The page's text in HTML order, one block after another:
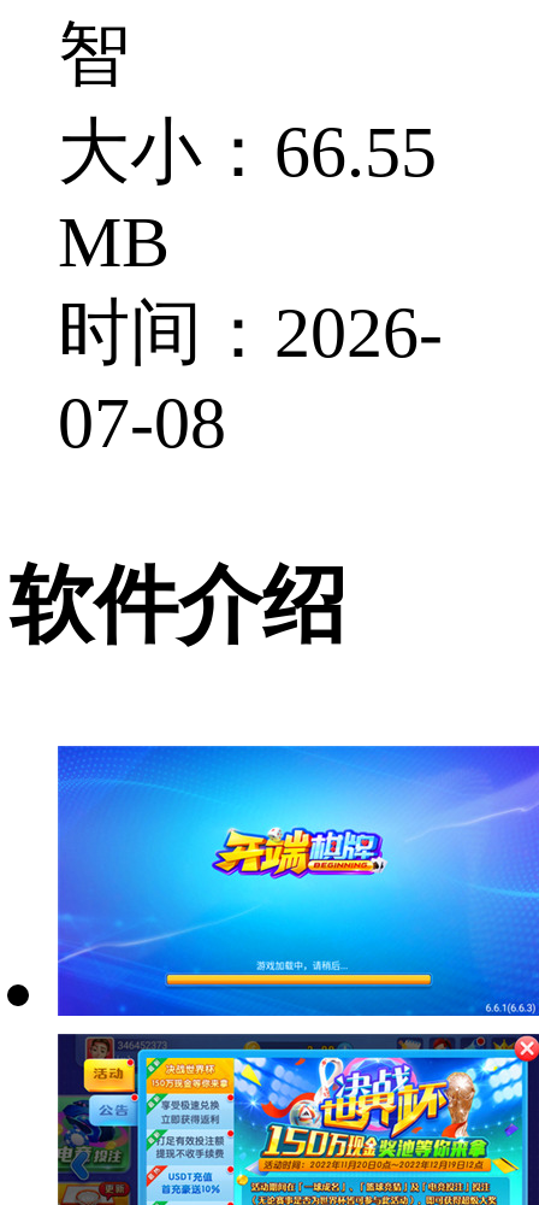
智
大小：66.55
MB
时间：2026-
07-08
软件介绍